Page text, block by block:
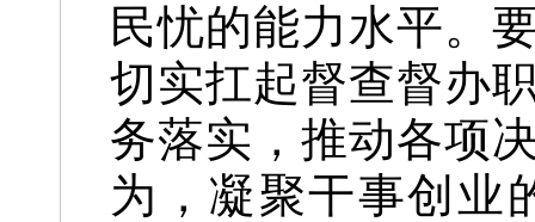
民忧的能力水平。
切实扛起督查督办
务落实，推动各项
为，凝聚干事创业